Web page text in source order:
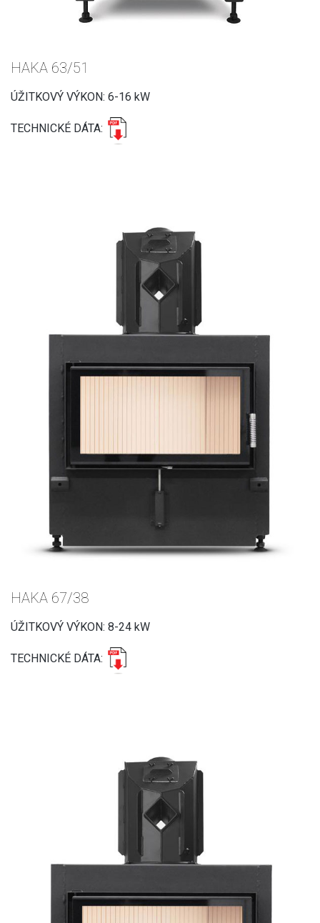
HAKA 63/51
ÚŽITKOVÝ VÝKON: 6-16 kW
TECHNICKÉ DÁTA:
HAKA 67/38
ÚŽITKOVÝ VÝKON: 8-24 kW
TECHNICKÉ DÁTA: